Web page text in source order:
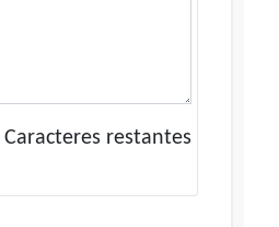
Caracteres restantes